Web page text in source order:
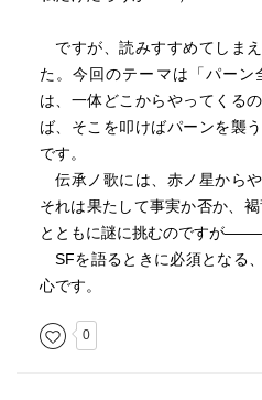
ですが、読みすすめてしま
た。今回のテーマは「パー
は、一体どこからやってくる
ば、そこを叩けばパーンを襲
です。
伝承ノ歌には、赤ノ星からや
それは果たして事実か否か、
とともに謎に挑むのですが
SFを語るときに必須となる
心です。
0